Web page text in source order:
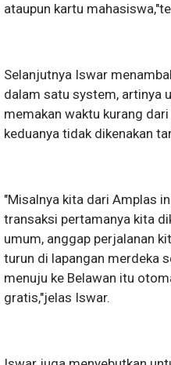
ataupun kartu
Selanjutnya Iswar
dalam satu system, artinya
memakan waktu kurang
keduanya tidak dikenakan
"Misalnya kita dari Amplas
transaksi pertamanya kita
umum, anggap perjalanan
turun di lapangan merdeka
menuju ke Belawan itu
gratis,"jelas Iswar.